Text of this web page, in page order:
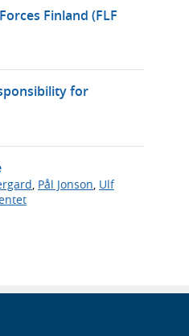
Finland (FLF
for
, Pål Jonson, Ulf